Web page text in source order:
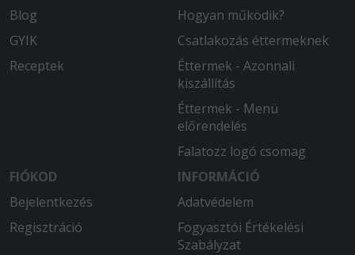
Blog
GYIK
Receptek
Hogyan működik?
Csatlakozás éttermeknek
Éttermek - Azonnali
kiszállítás
Éttermek - Menü
előrendelés
Falatozz logó csomag
FIÓKOD
Bejelentkezés
Regisztráció
INFORMÁCIÓ
Adatvédelem
Fogyasztói Értékelési
Szabályzat